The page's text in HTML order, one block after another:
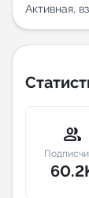
New
New
Активная,
group